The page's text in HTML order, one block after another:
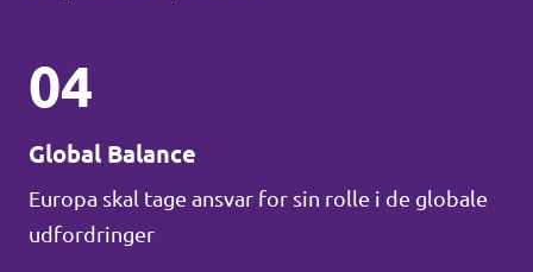
04
Global Balance
Europa skal tage ansvar for sin rolle i de globale
udfordringer